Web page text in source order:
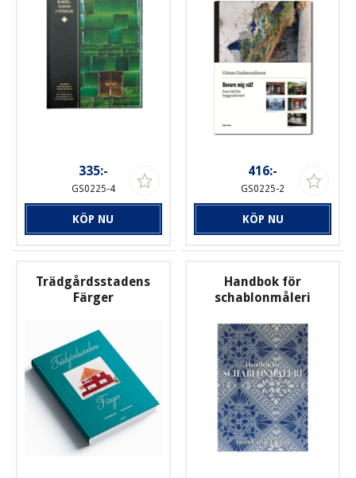
335:-
GS0225-4
KÖP NU
416:-
GS0225-2
KÖP NU
Trädgårdsstadens
Färger
Handbok för
schablonmåleri